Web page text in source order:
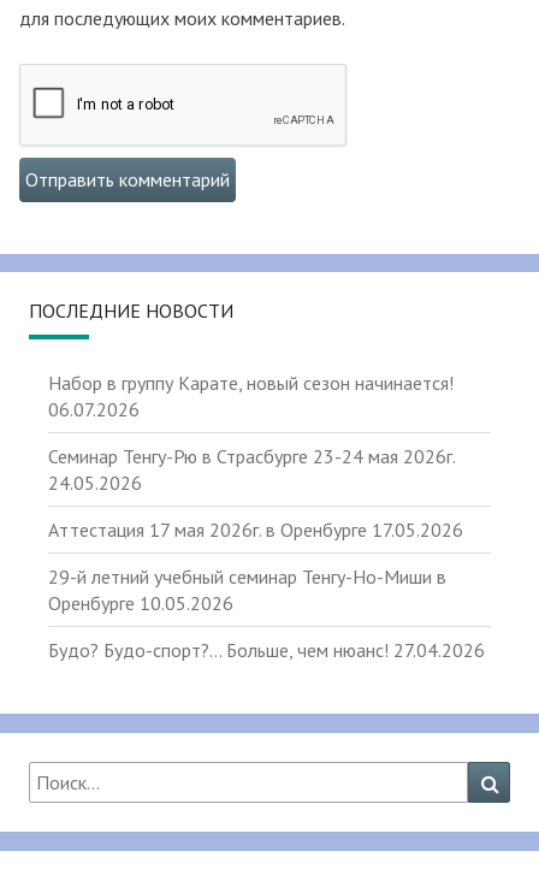
для последующих моих комментариев.
ПОСЛЕДНИЕ НОВОСТИ
Набор в группу Карате, новый сезон начинается!
06.07.2026
Семинар Тенгу-Рю в Страсбурге 23-24 мая 2026г.
24.05.2026
Аттестация 17 мая 2026г. в Оренбурге 17.05.2026
29-й летний учебный семинар Тенгу-Но-Миши в
Оренбурге 10.05.2026
Будо? Будо-спорт?… Больше, чем нюанс! 27.04.2026
Найти: